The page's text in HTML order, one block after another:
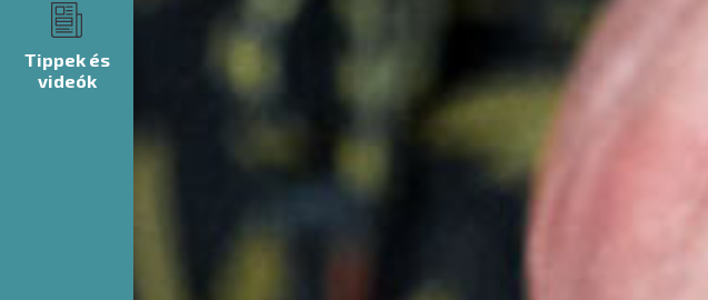
Tippek és
videók